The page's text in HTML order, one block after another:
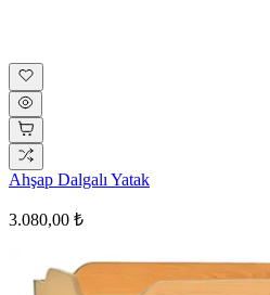
Ahşap Dalgalı Yatak
3.080,00 ₺